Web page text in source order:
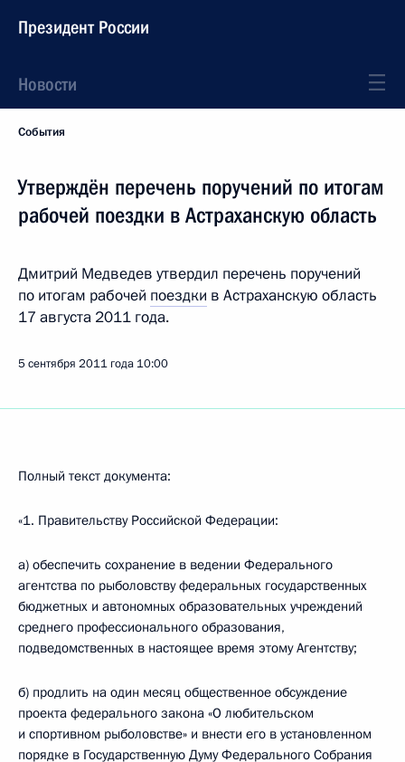
Президент России
Новости
События
Утверждён перечень поручений по итогам
рабочей поездки в Астраханскую область
Дмитрий Медведев утвердил перечень поручений
по итогам рабочей поездки в Астраханскую область
17 августа 2011 года.
5 сентября 2011 года 10:00
Полный текст документа:
«1. Правительству Российской Федерации:
а) обеспечить сохранение в ведении Федерального
агентства по рыболовству федеральных государственных
бюджетных и автономных образовательных учреждений
среднего профессионального образования,
подведомственных в настоящее время этому Агентству;
б) продлить на один месяц общественное обсуждение
проекта федерального закона «О любительском
и спортивном рыболовстве» и внести его в установленном
порядке в Государственную Думу Федерального Собрания